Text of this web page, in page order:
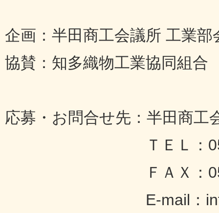
企画：半田商工会議所 工業部
協賛：知多織物工業協同組合
応募・お問合せ先：半田商
ＴＥＬ：0569-
ＦＡＸ：0569-
E-mail：